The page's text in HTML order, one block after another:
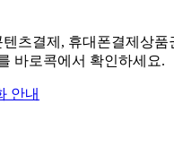
츠결제, 휴대폰결제상품
바로콕에서 확인하세요.
안내